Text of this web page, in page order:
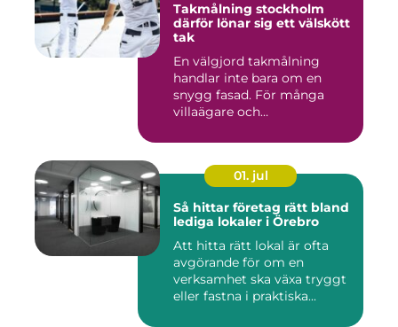
Takmålning stockholm
därför lönar sig ett välskött
tak
En välgjord takmålning
handlar inte bara om en
snygg fasad. För många
villaägare och
01. jul
Så hittar företag rätt bland
lediga lokaler i Örebro
Att hitta rätt lokal är ofta
avgörande för om en
verksamhet ska växa tryggt
eller fastna i praktiska...